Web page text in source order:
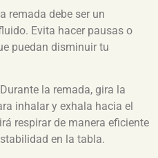
remada debe ser un
Evita hacer pausas o
puedan disminuir tu
Durante la remada, gira la
inhalar y exhala hacia el
respirar de manera eficiente
en la tabla.